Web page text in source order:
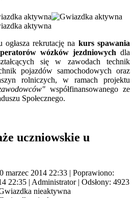
rekrutację na kurs spawania
wózków jezdniowych dla
się w zawodach technik
pojazdów samochodowych oraz
rolniczych, w ramach projektu
współfinansowanego ze
Społecznego.
uczniowskie u
marzec 2014 22:33 | Poprawiono:
22:35 | Administrator| Odsłony: 4923